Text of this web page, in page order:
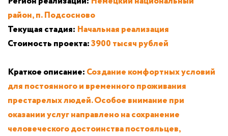
район, п. Подсосново
Текущая стадия: Начальная реализация
Стоимость проекта:3900 тысяч рублей
Краткое описание: Создание комфортных условий
для постоянного и временного проживания
престарелых людей. Особое внимание при
оказании услуг направлено на сохранение
человеческого достоинства постояльцев,